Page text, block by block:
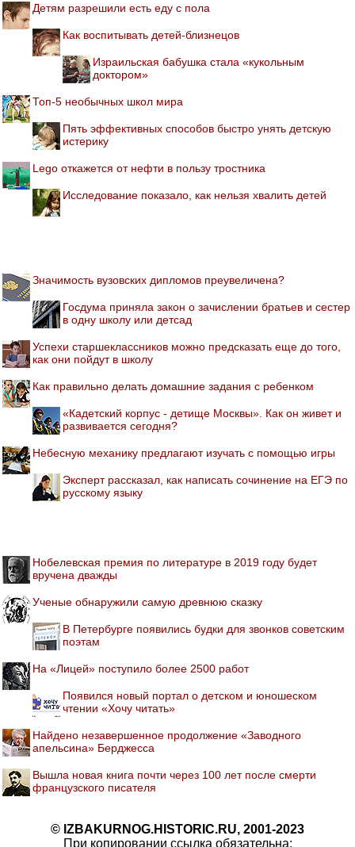
Детям разрешили есть еду с пола
Как воспитывать детей-близнецов
Израильская бабушка стала «кукольным
доктором»
Топ-5 необычных школ мира
Пять эффективных способов быстро унять детскую
истерику
Lego откажется от нефти в пользу тростника
Исследование показало, как нельзя хвалить детей
Значимость вузовских дипломов преувеличена?
Госдума приняла закон о зачислении братьев и сестер
в одну школу или детсад
Успехи старшеклассников можно предсказать еще до того,
как они пойдут в школу
Как правильно делать домашние задания с ребенком
«Кадетский корпус - детище Москвы». Как он живет и
развивается сегодня?
Небесную механику предлагают изучать с помощью игры
Эксперт рассказал, как написать сочинение на ЕГЭ по
русскому языку
Нобелевская премия по литературе в 2019 году будет
вручена дважды
Ученые обнаружили самую древнюю сказку
В Петербурге появились будки для звонков советским
поэтам
На «Лицей» поступило более 2500 работ
Появился новый портал о детском и юношеском
чтении «Хочу читать»
Найдено незавершенное продолжение «Заводного
апельсина» Берджесса
Вышла новая книга почти через 100 лет после смерти
французского писателя
© IZBAKURNOG.HISTORIC.RU, 2001-2023
При копировании ссылка обязательна: